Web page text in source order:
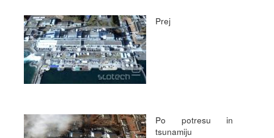
Prej
Po potresu in
tsunamiju